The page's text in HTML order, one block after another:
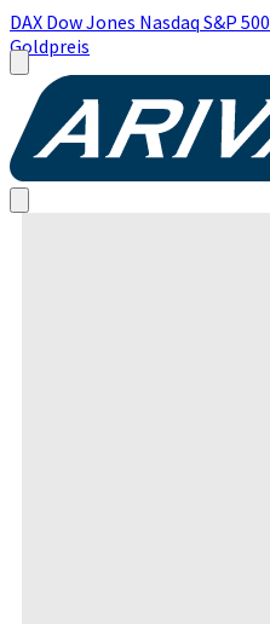
DAX Dow Jones Nasdaq S&P 500
Goldpreis